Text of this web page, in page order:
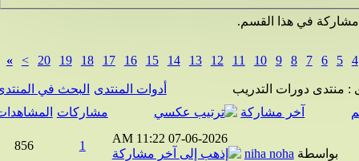
في هذا القسم.
5
6
7
8
9
10
11
12
13
14
15
16
17
18
19
20
>
»
دورات التدريب أدوات المنتدى البحث في المنتدى
آخر مشاركة
مشاركات المشاهدات
07-06-2026
11:22 AM
بواسطةniha noha
856